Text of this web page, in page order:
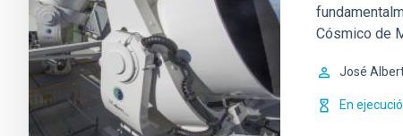
Cósmico de
José
En